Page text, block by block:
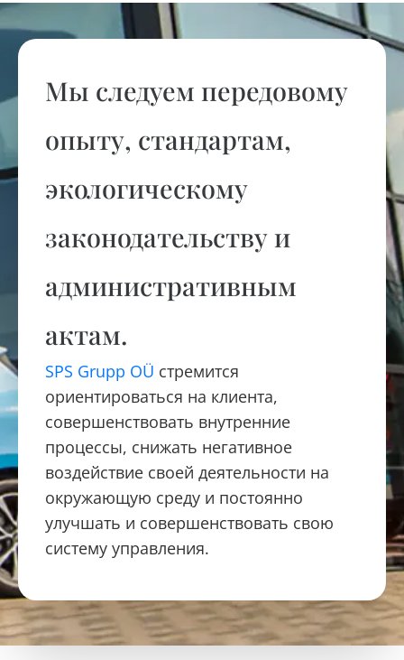
Мы следуем передовому
опыту, стандартам,
экологическому
законодательству и
административным
актам.
SPS Grupp OÜ стремится
ориентироваться на клиента,
совершенствовать внутренние
процессы, снижать негативное
воздействие своей деятельности на
окружающую среду и постоянно
улучшать и совершенствовать свою
систему управления.